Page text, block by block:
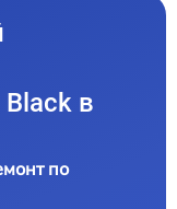
Black в
по